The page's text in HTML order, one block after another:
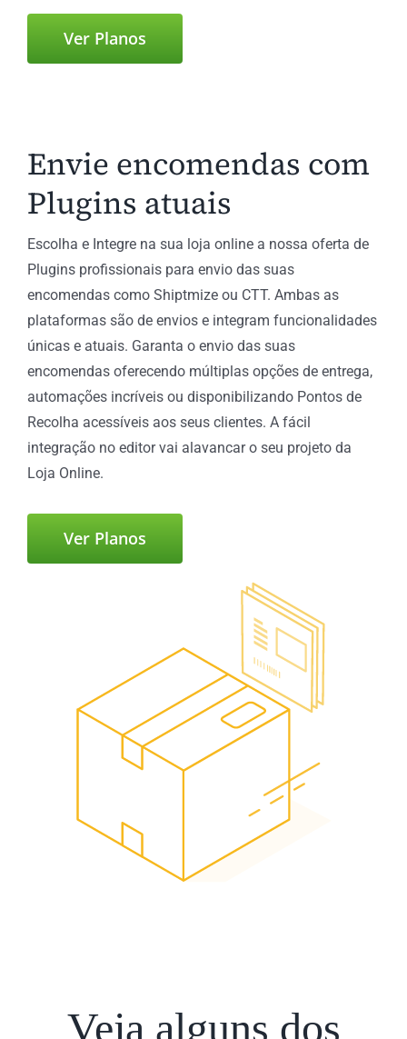
Ver Planos
Envie encomendas com
Plugins atuais
Escolha e Integre na sua loja online a nossa oferta de
Plugins profissionais para envio das suas
encomendas como Shiptmize ou CTT. Ambas as
plataformas são de envios e integram funcionalidades
únicas e atuais. Garanta o envio das suas
encomendas oferecendo múltiplas opções de entrega,
automações incríveis ou disponibilizando Pontos de
Recolha acessíveis aos seus clientes. A fácil
integração no editor vai alavancar o seu projeto da
Loja Online.
Ver Planos
Veja alguns dos